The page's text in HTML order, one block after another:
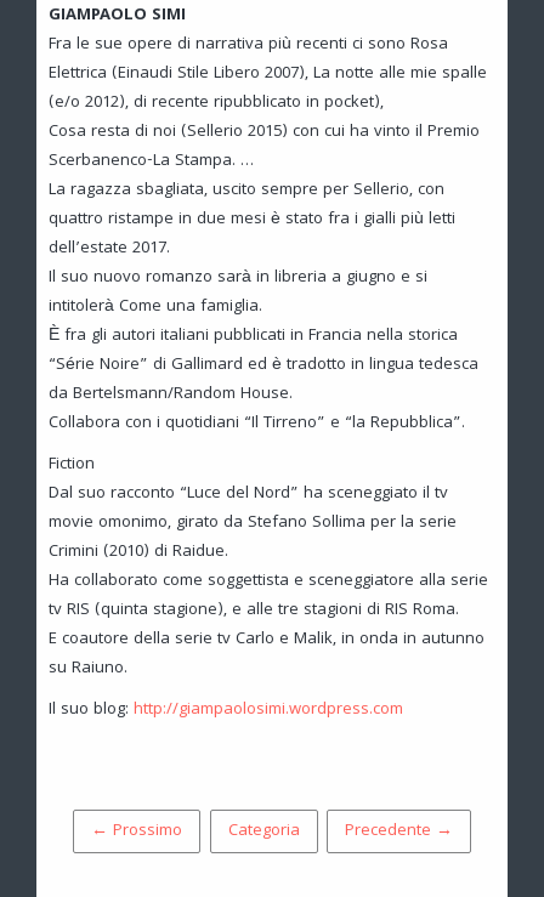
GIAMPAOLO SIMI
Fra le sue opere di narrativa più recenti ci sono Rosa
Elettrica (Einaudi Stile Libero 2007), La notte alle mie spalle
(e/o 2012), di recente ripubblicato in pocket),
Cosa resta di noi (Sellerio 2015) con cui ha vinto il Premio
Scerbanenco-La Stampa. …
La ragazza sbagliata, uscito sempre per Sellerio, con
quattro ristampe in due mesi è stato fra i gialli più letti
dell’estate 2017.
Il suo nuovo romanzo sarà in libreria a giugno e si
intitolerà Come una famiglia.
È fra gli autori italiani pubblicati in Francia nella storica
“Série Noire” di Gallimard ed è tradotto in lingua tedesca
da Bertelsmann/Random House.
Collabora con i quotidiani “Il Tirreno” e “la Repubblica”.
Fiction
Dal suo racconto “Luce del Nord” ha sceneggiato il tv
movie omonimo, girato da Stefano Sollima per la serie
Crimini (2010) di Raidue.
Ha collaborato come soggettista e sceneggiatore alla serie
tv RIS (quinta stagione), e alle tre stagioni di RIS Roma.
E coautore della serie tv Carlo e Malik, in onda in autunno
su Raiuno.
Il suo blog: http://giampaolosimi.wordpress.com
← Prossimo Categoria Precedente →